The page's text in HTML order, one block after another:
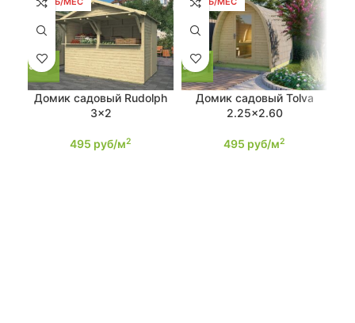
Домик садовый Rudolph
3×2
495 руб/м2
Домик садовый Tolva
2.25×2.60
495 руб/м2